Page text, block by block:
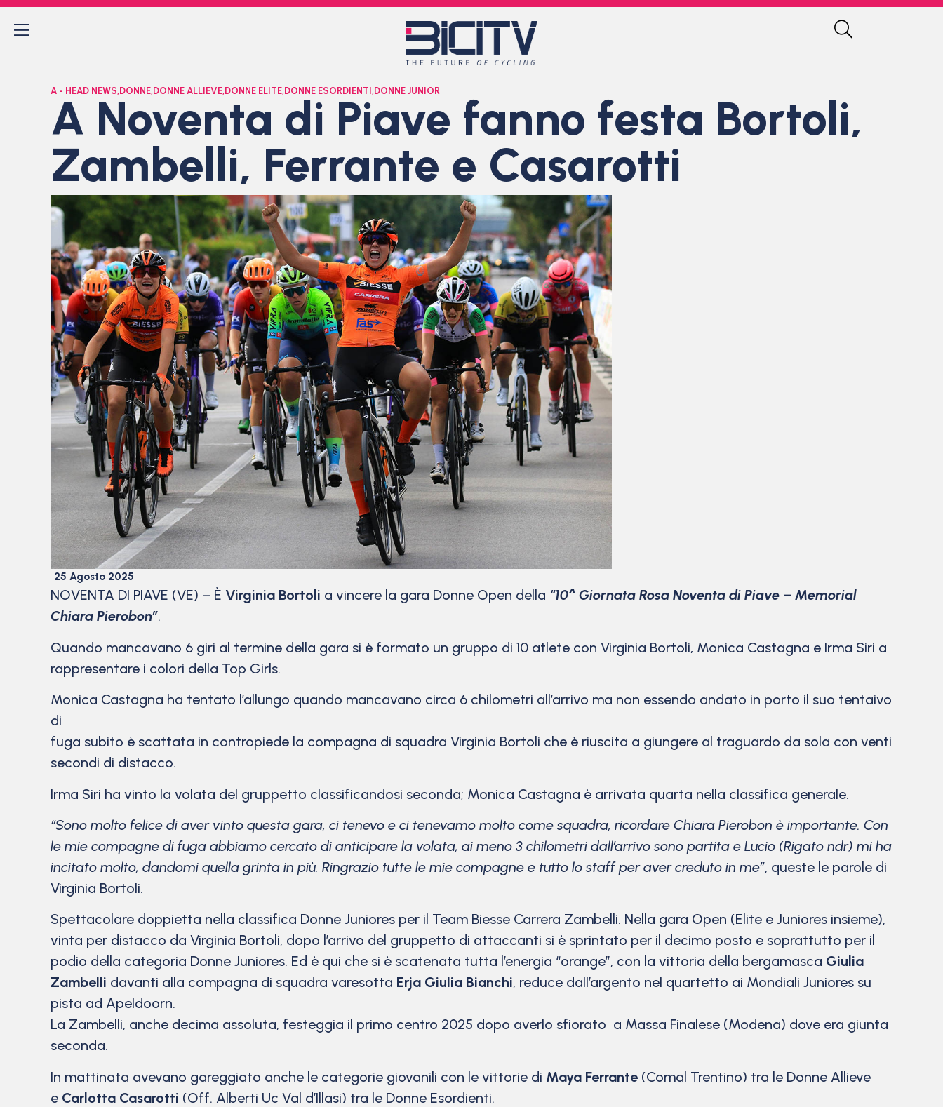
A - HEAD NEWS, DONNE, DONNE ALLIEVE, DONNE ELITE, DONNE ESORDIENTI , DONNE JUNIOR
A Noventa di Piave fanno festa Bortoli,
Zambelli, Ferrante e Casarotti
25 Agosto 2025
NOVENTA DI PIAVE (VE) – È Virginia Bortoli a vincere la gara Donne Open della “10^ Giornata Rosa Noventa di Piave – Memorial
Chiara Pierobon”.
Quando mancavano 6 giri al termine della gara si è formato un gruppo di 10 atlete con Virginia Bortoli, Monica Castagna e Irma Siri a
rappresentare i colori della Top Girls.
Monica Castagna ha tentato l’allungo quando mancavano circa 6 chilometri all’arrivo ma non essendo andato in porto il suo tentaivo
di
fuga subito è scattata in contropiede la compagna di squadra Virginia Bortoli che è riuscita a giungere al traguardo da sola con venti
secondi di distacco.
Irma Siri ha vinto la volata del gruppetto classificandosi seconda; Monica Castagna è arrivata quarta nella classifica generale.
“Sono molto felice di aver vinto questa gara, ci tenevo e ci tenevamo molto come squadra, ricordare Chiara Pierobon è importante. Con
le mie compagne di fuga abbiamo cercato di anticipare la volata, ai meno 3 chilometri dall’arrivo sono partita e Lucio (Rigato ndr) mi ha
incitato molto, dandomi quella grinta in più. Ringrazio tutte le mie compagne e tutto lo staff per aver creduto in me”, queste le parole di
Virginia Bortoli.
Spettacolare doppietta nella classifica Donne Juniores per il Team Biesse Carrera Zambelli. Nella gara Open (Elite e Juniores insieme),
vinta per distacco da Virginia Bortoli, dopo l’arrivo del gruppetto di attaccanti si è sprintato per il decimo posto e soprattutto per il
podio della categoria Donne Juniores. Ed è qui che si è scatenata tutta l’energia “orange”, con la vittoria della bergamasca Giulia
Zambelli davanti alla compagna di squadra varesotta Erja Giulia Bianchi, reduce dall’argento nel quartetto ai Mondiali Juniores su
pista ad Apeldoorn.
La Zambelli, anche decima assoluta, festeggia il primo centro 2025 dopo averlo sfiorato a Massa Finalese (Modena) dove era giunta
seconda.
In mattinata avevano gareggiato anche le categorie giovanili con le vittorie di Maya Ferrante (Comal Trentino) tra le Donne Allieve
e Carlotta Casarotti (Off. Alberti Uc Val d’Illasi) tra le Donne Esordienti.